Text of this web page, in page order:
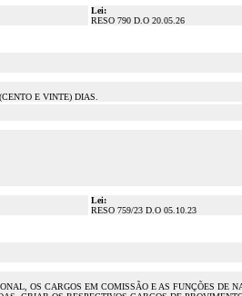
Lei:
RESO 790 D.O 20.05.26
E VINTE) DIAS.
Lei:
RESO 759/23 D.O 05.10.23
OS CARGOS EM COMISSÃO E AS FUNÇÕES